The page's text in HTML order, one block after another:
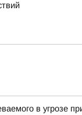
в угрозе